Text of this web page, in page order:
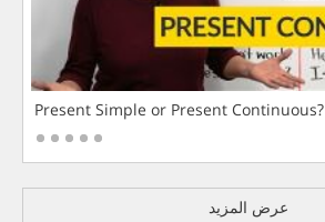
Present Simple or Present Continuous?
عرض المزيد